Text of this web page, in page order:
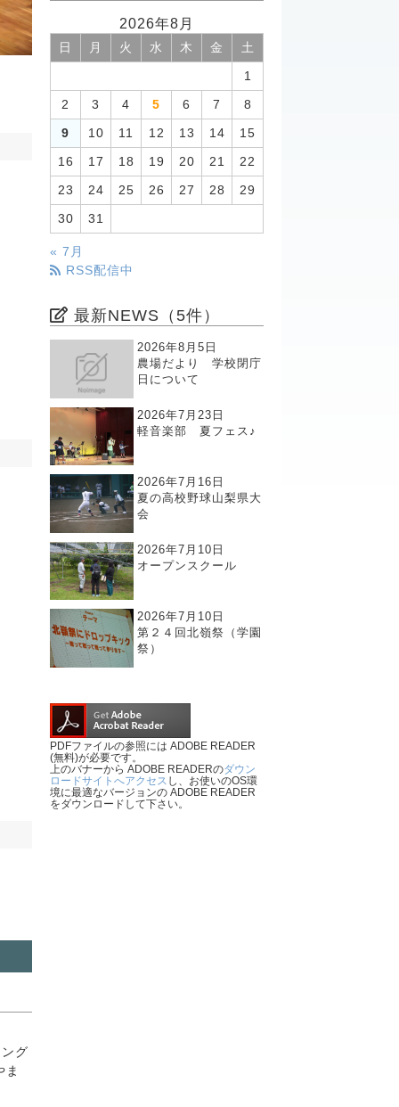
グ
ま
2026年8月
日 月 火 水 木 金 土
1
2 3 4 5 6 7 8
9 10 11 12 13 14 15
16 17 18 19 20 21 22
23 24 25 26 27 28 29
30 31
« 7月
RSS配信中
最新NEWS（5件）
2026年8月5日
農場だより 学校閉庁
日について
2026年7月23日
軽音楽部 夏フェス♪
2026年7月16日
夏の高校野球山梨県大
会
2026年7月10日
オープンスクール
2026年7月10日
第２４回北嶺祭（学園
祭）
PDFファイルの参照には ADOBE READER
(無料)が必要です。
上のバナーから ADOBE READERのダウン
ロードサイトへアクセス し、お使いのOS環
境に最適なバージョンの ADOBE READER
をダウンロードして下さい。